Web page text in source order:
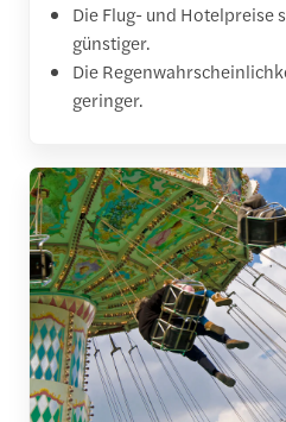
Die Flug- und Hotelpreise
günstiger.
Die
geringer.